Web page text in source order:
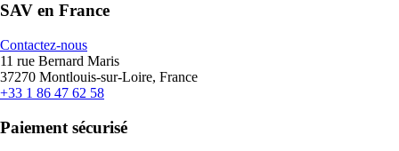
SAV en France
Contactez-nous
11 rue Bernard Maris
37270 Montlouis-sur-Loire, France
+33 1 86 47 62 58
Paiement sécurisé